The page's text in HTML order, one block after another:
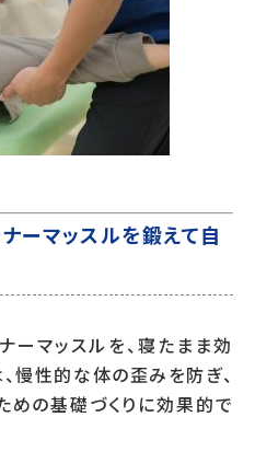
ーマッスルを鍛えて自
マッスルを、寝たまま効
慢性的な体の歪みを防ぎ、
めの基礎づくりに効果的で